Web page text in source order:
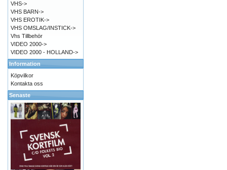
VHS->
VHS BARN->
VHS EROTIK->
VHS OMSLAG/INSTICK->
Vhs Tillbehör
VIDEO 2000->
VIDEO 2000 - HOLLAND->
Information
Köpvilkor
Kontakta oss
Senaste